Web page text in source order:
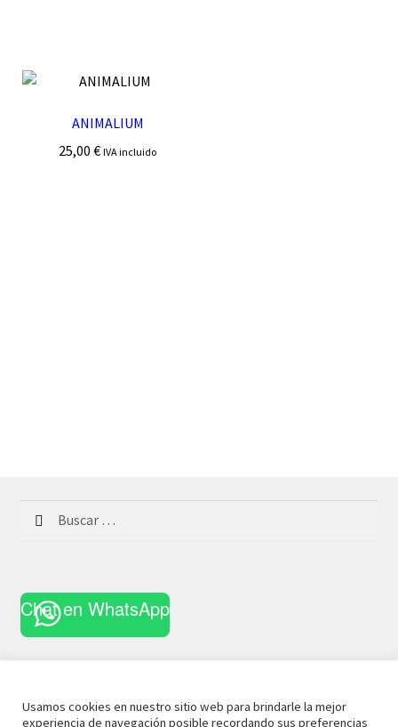
ANIMALIUM
25,00€ IVA incluido
Chat en WhatsApp
Usamos cookies en nuestro sitio web para brindarle la mejor
experiencia de navegación posible recordando sus preferencias